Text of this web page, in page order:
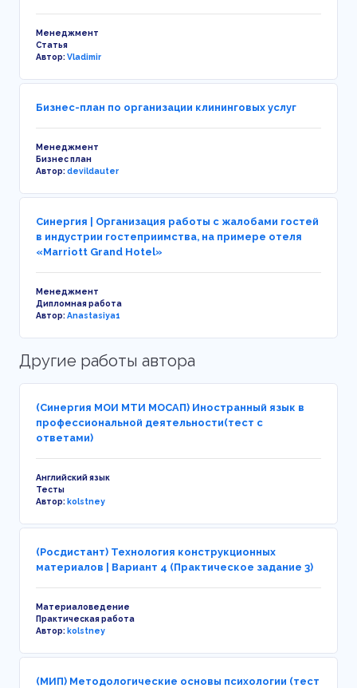
Менеджмент
Статья
Автор:Vladimir
Бизнес-план по организации клининговых услуг
Менеджмент
Бизнес план
Автор:devildauter
Синергия | Организация работы с жалобами гостей
в индустрии гостеприимства, на примере отеля
«Marriott Grand Hotel»
Менеджмент
Дипломная работа
Автор:Anastasiya1
Другие работы автора
(Синергия МОИ МТИ МОСАП) Иностранный язык в
профессиональной деятельности(тест с
ответами)
Английский язык
Тесты
Автор:kolstney
(Росдистант) Технология конструкционных
материалов | Вариант 4 (Практическое задание 3)
Материаловедение
Практическая работа
Автор:kolstney
(МИП) Методологические основы психологии (тест